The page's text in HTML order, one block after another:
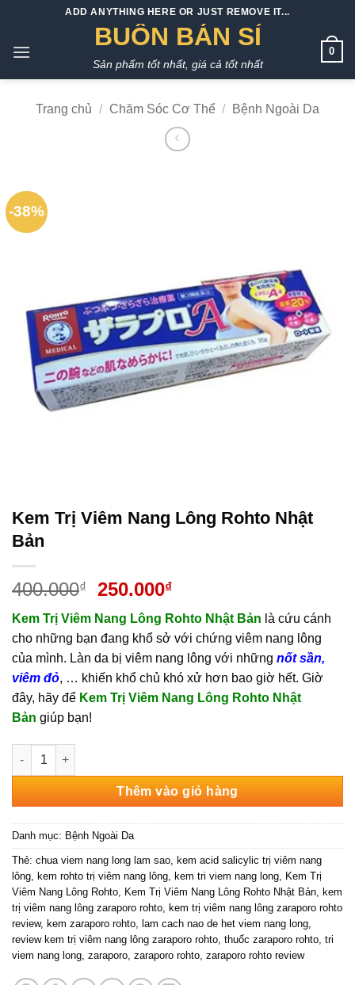
nội
ADD ANYTHING HERE OR JUST REMOVE IT...
BUÔN BÁN SỈ
Sản phẩm tốt nhất, giá cả tốt nhất
0
Trang chủ / Chăm Sóc Cơ Thể / Bệnh Ngoài Da
-38%
Kem Trị Viêm Nang Lông Rohto Nhật
Bản
400.000₫
Giá
là:
400.000₫.
250.000₫Giá
tại
là:
250.000₫.
Kem Trị Viêm Nang Lông Rohto Nhật Bản là cứu cánh
cho những bạn đang khổ sở với chứng viêm nang lông
của mình. Làn da bị viêm nang lông với những nốt sần,
viêm đỏ, … khiến khổ chủ khó xử hơn bao giờ hết. Giờ
đây, hãy để Kem Trị Viêm Nang Lông Rohto Nhật
Bản giúp bạn!
Kem Trị Viêm Nang Lông Rohto Nhật Bản số lượng
Thêm vào giỏ hàng
Danh mục: Bệnh Ngoài Da
Thẻ: chua viem nang long lam sao kem acid salicylic trị viêm nang
lông kem rohto trị viêm nang lông kem tri viem nang long Kem Trị
Viêm Nang Lông Rohto Kem Trị Viêm Nang Lông Rohto Nhật Bản kem
trị viêm nang lông zaraporo rohto kem trị viêm nang lông zaraporo rohto
review, kem zaraporo rohto lam cach nao de het viem nang long
review kem trị viêm nang lông zaraporo rohto thuốc zaraporo rohto tri
viem nang long zaraporo zaraporo rohto zaraporo rohto review